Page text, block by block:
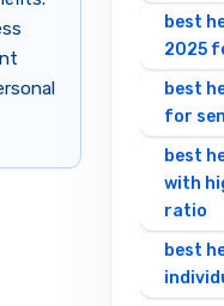
best
2025
best
for
best
with
ratio
best